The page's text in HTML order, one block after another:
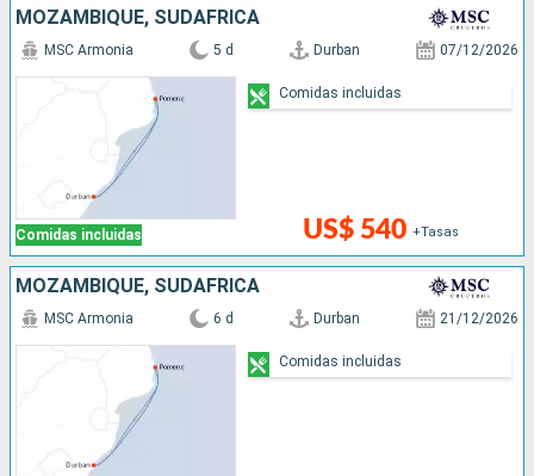
MOZAMBIQUE, SUDAFRICA
Comidas incluidas
MSC Armonia 5 d Durban 07/12/2026
US$ 540 +Tasas
Comidas incluidas
MOZAMBIQUE, SUDAFRICA
MSC Armonia 6 d Durban 21/12/2026
Comidas incluidas